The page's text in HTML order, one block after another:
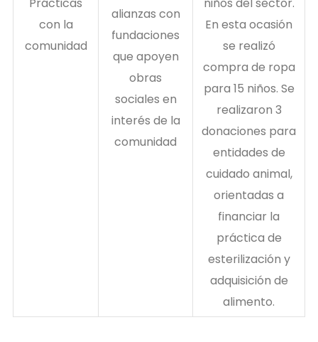
con la
comunidad
alianzas con
fundaciones
que apoyen
obras
sociales en
interés de la
comunidad
En esta ocasión
se realizó
compra de ropa
para 15 niños. Se
realizaron 3
donaciones para
entidades de
cuidado animal,
orientadas a
financiar la
práctica de
esterilización y
adquisición de
alimento.